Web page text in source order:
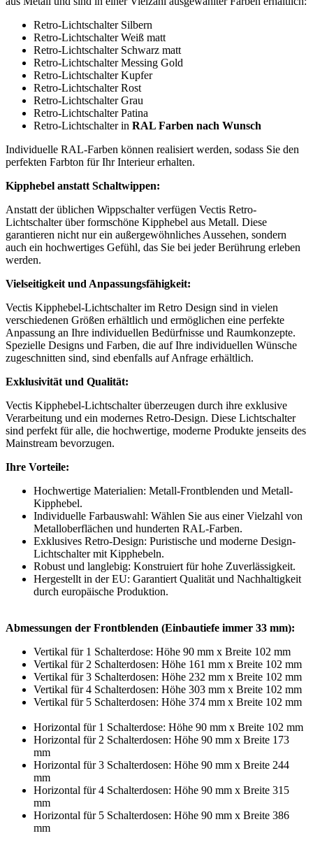
Retro-Lichtschalter Silbern
Retro-Lichtschalter Weiß matt
Retro-Lichtschalter Schwarz matt
Retro-Lichtschalter Messing Gold
Retro-Lichtschalter Kupfer
Retro-Lichtschalter Rost
Retro-Lichtschalter Grau
Retro-Lichtschalter Patina
Retro-Lichtschalter in RAL Farben nach Wunsch
Individuelle RAL-Farben können realisiert werden, sodass Sie den
perfekten Farbton für Ihr Interieur erhalten.
Kipphebel anstatt Schaltwippen:
Anstatt der üblichen Wippschalter verfügen Vectis Retro-
Lichtschalter über formschöne Kipphebel aus Metall. Diese
garantieren nicht nur ein außergewöhnliches Aussehen, sondern
auch ein hochwertiges Gefühl, das Sie bei jeder Berührung erleben
werden.
Vielseitigkeit und Anpassungsfähigkeit:
Vectis Kipphebel-Lichtschalter im Retro Design sind in vielen
verschiedenen Größen erhältlich und ermöglichen eine perfekte
Anpassung an Ihre individuellen Bedürfnisse und Raumkonzepte.
Spezielle Designs und Farben, die auf Ihre individuellen Wünsche
zugeschnitten sind, sind ebenfalls auf Anfrage erhältlich.
Exklusivität und Qualität:
Vectis Kipphebel-Lichtschalter überzeugen durch ihre exklusive
Verarbeitung und ein modernes Retro-Design. Diese Lichtschalter
sind perfekt für alle, die hochwertige, moderne Produkte jenseits des
Mainstream bevorzugen.
Ihre Vorteile:
Hochwertige Materialien: Metall-Frontblenden und Metall-
Kipphebel.
Individuelle Farbauswahl: Wählen Sie aus einer Vielzahl von
Metalloberflächen und hunderten RAL-Farben.
Exklusives Retro-Design: Puristische und moderne Design-
Lichtschalter mit Kipphebeln.
Robust und langlebig: Konstruiert für hohe Zuverlässigkeit.
Hergestellt in der EU: Garantiert Qualität und Nachhaltigkeit
durch europäische Produktion.
Abmessungen der Frontblenden (Einbautiefe immer 33 mm):
Vertikal für 1 Schalterdose: Höhe 90 mm x Breite 102 mm
Vertikal für 2 Schalterdosen: Höhe 161 mm x Breite 102 mm
Vertikal für 3 Schalterdosen: Höhe 232 mm x Breite 102 mm
Vertikal für 4 Schalterdosen: Höhe 303 mm x Breite 102 mm
Vertikal für 5 Schalterdosen: Höhe 374 mm x Breite 102 mm
Horizontal für 1 Schalterdose: Höhe 90 mm x Breite 102 mm
Horizontal für 2 Schalterdosen: Höhe 90 mm x Breite 173
mm
Horizontal für 3 Schalterdosen: Höhe 90 mm x Breite 244
mm
Horizontal für 4 Schalterdosen: Höhe 90 mm x Breite 315
mm
Horizontal für 5 Schalterdosen: Höhe 90 mm x Breite 386
mm